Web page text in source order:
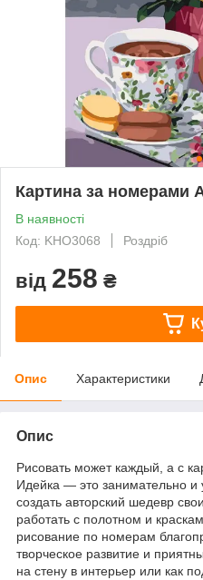
Картина за номерами
В наявності
Код: KHO3068
Роздріб
від 258 ₴
Опис Характеристики
Опис
Рисовать может каждый, а с
Идейка — это занимательно и
создать авторский шедевр
работать с полотном и
рисование по номерам
творческое развитие и
на стену в интерьер или как